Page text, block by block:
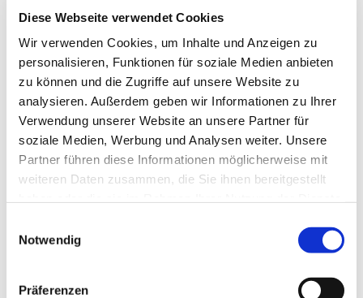
Diese Webseite verwendet Cookies
Wir verwenden Cookies, um Inhalte und Anzeigen zu
personalisieren, Funktionen für soziale Medien anbieten
zu können und die Zugriffe auf unsere Website zu
analysieren. Außerdem geben wir Informationen zu Ihrer
Verwendung unserer Website an unsere Partner für
soziale Medien, Werbung und Analysen weiter. Unsere
Partner führen diese Informationen möglicherweise mit
weiteren Daten zusammen, die Sie ihnen bereitgestellt
Notwendig
Präferenzen
mit der Leiterin der Kantorei Cordelia Miller
Probenwochenenden:Einmal jährlich finden auf
Chorreisen oder in den Räumlichkeiten der
Paulusgemeinde intensive Probenphasen zur
Vorbereitung auf größere Aufführungen statt. In
den vergangenen Jahren waren wir u.a. in
Lobethal, Rheinsberg, Marienthal, Bad Saarow und
Schmochtitz.
Hier mehr zur Paulus-Kantorei..